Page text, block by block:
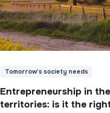
Tomorrow's society needs
Entrepreneurship in the
territories: is it the